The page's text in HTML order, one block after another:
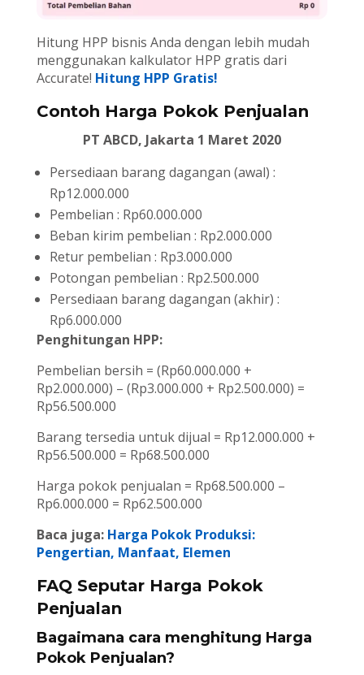
Hitung HPP bisnis Anda dengan lebih mudah
menggunakan kalkulator HPP gratis dari
Accurate! Hitung HPP Gratis!
Contoh Harga Pokok Penjualan
PT ABCD, Jakarta 1 Maret 2020
Persediaan barang dagangan (awal) :
Rp12.000.000
Pembelian : Rp60.000.000
Beban kirim pembelian : Rp2.000.000
Retur pembelian : Rp3.000.000
Potongan pembelian : Rp2.500.000
Persediaan barang dagangan (akhir) :
Rp6.000.000
Penghitungan HPP:
Pembelian bersih = (Rp60.000.000 +
Rp2.000.000) – (Rp3.000.000 + Rp2.500.000) =
Rp56.500.000
Barang tersedia untuk dijual = Rp12.000.000 +
Rp56.500.000 = Rp68.500.000
Harga pokok penjualan = Rp68.500.000 –
Rp6.000.000 = Rp62.500.000
Baca juga: Harga Pokok Produksi:
Pengertian, Manfaat, Elemen
FAQ Seputar Harga Pokok
Penjualan
Bagaimana cara menghitung Harga
Pokok Penjualan?